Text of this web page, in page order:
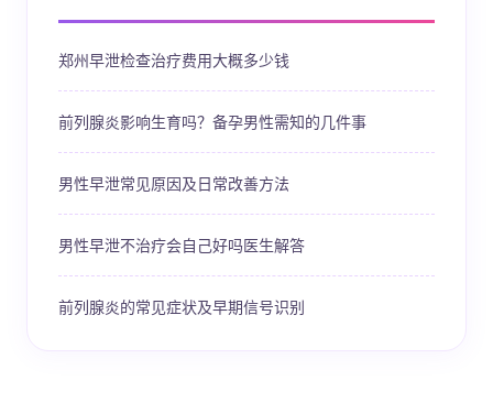
郑州早泄检查治疗费用大概多少钱
前列腺炎影响生育吗？备孕男性需知的几件事
男性早泄常见原因及日常改善方法
男性早泄不治疗会自己好吗医生解答
前列腺炎的常见症状及早期信号识别